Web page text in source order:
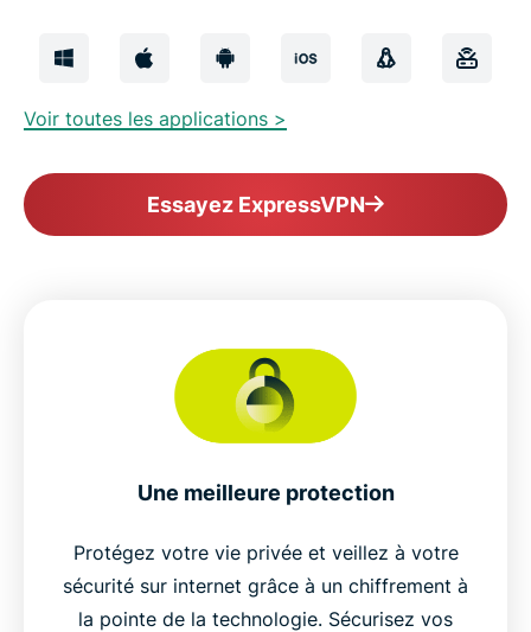
Voir toutes les applications >
Essayez ExpressVPN
Une meilleure protection
Protégez votre vie privée et veillez à votre
sécurité sur internet grâce à un chiffrement à
la pointe de la technologie. Sécurisez vos